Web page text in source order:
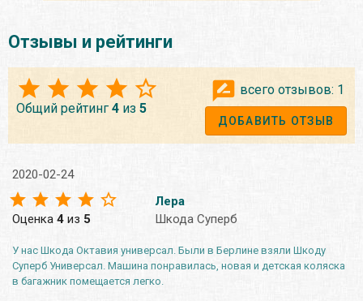
Отзывы и рейтинги
Общий рейтинг 4 из 5
всего отзывов: 1
ДОБАВИТЬ ОТЗЫВ
2020-02-24
Оценка 4 из 5
Лера
Шкода Суперб
У нас Шкода Октавия универсал. Были в Берлине взяли Шкоду
Суперб Универсал. Машина понравилась, новая и детская коляска
в багажник помещается легко.